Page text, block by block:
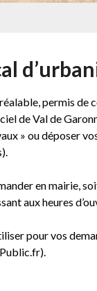
permis de
de Val de
» ou déposer
en mairie,
aux heures
pour vos